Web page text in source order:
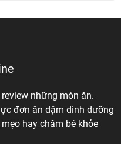
những món ăn.
đơn ăn dặm dinh dưỡng
hay chăm bé khỏe